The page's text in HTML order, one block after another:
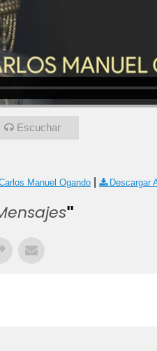
Escuchar
Manuel Ogando Descargar
"